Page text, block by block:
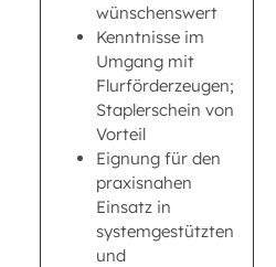
wünschenswert
Kenntnisse im
Umgang mit
Flurförderzeugen;
Staplerschein von
Vorteil
Eignung für den
praxisnahen
Einsatz in
systemgestützten
und